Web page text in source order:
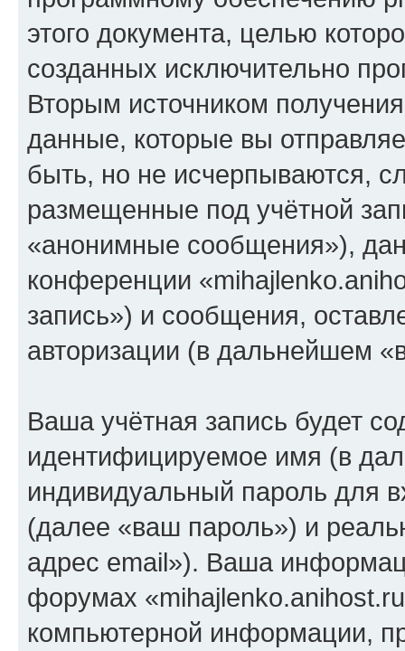
этого документа, целью
созданных исключительно
Вторым источником
данные, которые вы
быть, но не исчерпываются,
размещенные под учётной
«анонимные сообщения»),
конференции
запись») и сообщения,
авторизации (в дальнейшем
Ваша учётная запись будет
идентифицируемое имя (в
индивидуальный пароль для
(далее «ваш пароль») и
адрес email»). Ваша
форумах
компьютерной информации,